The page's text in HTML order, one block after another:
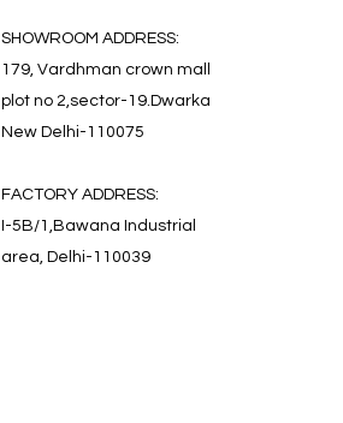
SHOWROOM ADDRESS:
179, Vardhman crown mall
plot no 2,sector-19.Dwarka
New Delhi-110075
FACTORY ADDRESS:
I-5B/1,Bawana Industrial
area, Delhi-110039